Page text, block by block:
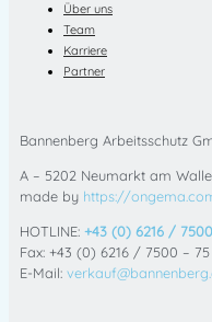
Über uns
Team
Karriere
Partner
Bannenberg Arbeitsschutz
A – 5202 Neumarkt am
made by https://
HOTLINE: +43 (0) 6216 / 7500
Fax: +43 (0) 6216 / 7500 – 75
E-Mail: